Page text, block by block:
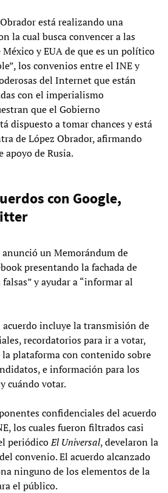
está realizando una
la cual busca convencer a las
México y EUA de que es un político
los convenios entre el INE y
del Internet que están
con el imperialismo
que el Gobierno
dispuesto a tomar chances y está
de López Obrador, afirmando
apoyo de Rusia.
con Google,
un Memorándum de
presentando la fachada de
y ayudar a “informar al
incluye la transmisión de
recordatorios para ir a votar,
plataforma con contenido sobre
e información para los
cuándo votar.
confidenciales del acuerdo
los cuales fueron filtrados casi
periódicoEl Universal, develaron la
convenio. El acuerdo alcanzado
ninguno de los elementos de la
el público.